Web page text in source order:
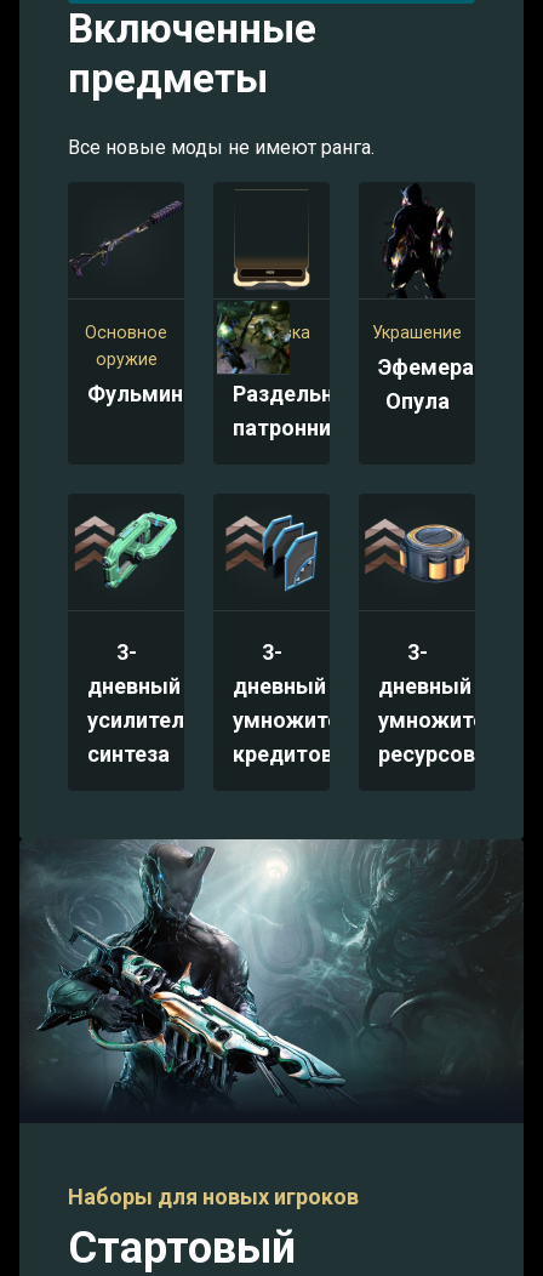
Включенные
предметы
Все новые моды не имеют ранга.
Основное
оружие
Фульмин
Винтовка
Мод
Раздельный
патронник
Украшение
Эфемера:
Опула
3-
дневный
усилитель
синтеза
3-
дневный
умножитель
кредитов
3-
дневный
умножитель
ресурсов
Наборы для новых игроков
Стартовый